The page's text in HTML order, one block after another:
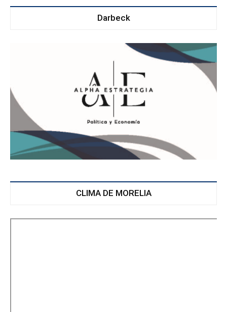
Darbeck
CLIMA DE MORELIA